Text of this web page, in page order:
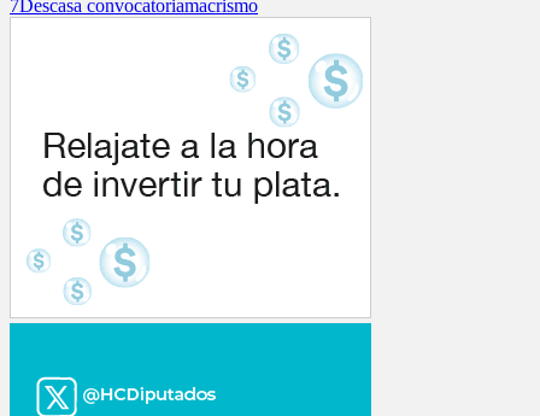
7Descasa convocatoriamacrismo